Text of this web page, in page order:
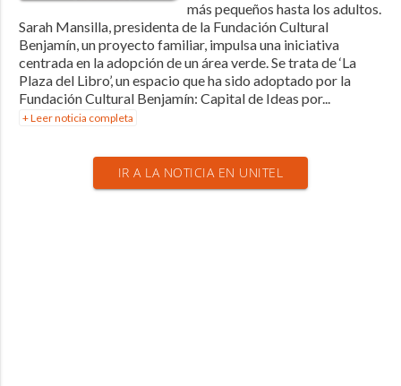
más pequeños hasta los adultos.
Sarah Mansilla, presidenta de la Fundación Cultural
Benjamín, un proyecto familiar, impulsa una iniciativa
centrada en la adopción de un área verde. Se trata de ‘La
Plaza del Libro’, un espacio que ha sido adoptado por la
Fundación Cultural Benjamín: Capital de Ideas por...
+ Leer noticia completa
IR A LA NOTICIA EN UNITEL